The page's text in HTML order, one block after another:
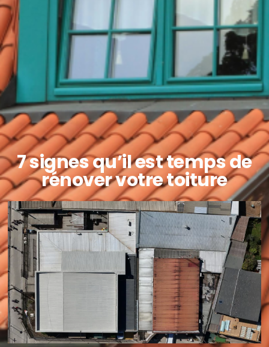
7 signes qu’il est temps de
rénover votre toiture